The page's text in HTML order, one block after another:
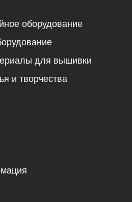
оборудование
для вышивки
и творчества